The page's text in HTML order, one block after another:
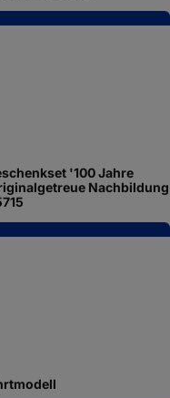
'100 Jahre
Nachbildung